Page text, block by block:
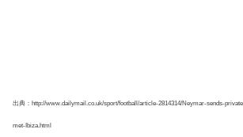
出典：http://www.dailymail.co.uk/sport/football/article-2814314/Neymar-sends-
met-Ibiza.html